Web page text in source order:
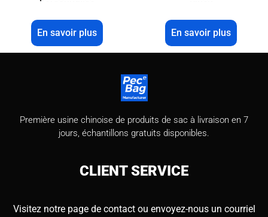
En savoir plus En savoir plus
Première usine chinoise de produits de sac à livraison en 7
jours, échantillons gratuits disponibles.
CLIENTSERVICE
Visitez notre page de contact ou envoyez-nous un courriel